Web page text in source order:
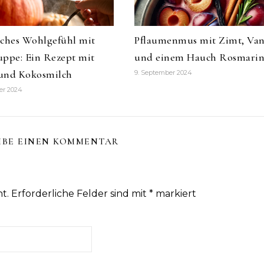
Wohlgefühl mit
Ein Rezept mit
Kokosmilch
2024
Pflaumenmus mit Zimt,
und einem Hauch Rosmarin
9. September 2024
EINEN KOMMENTAR
Erforderliche Felder sind mit * markiert